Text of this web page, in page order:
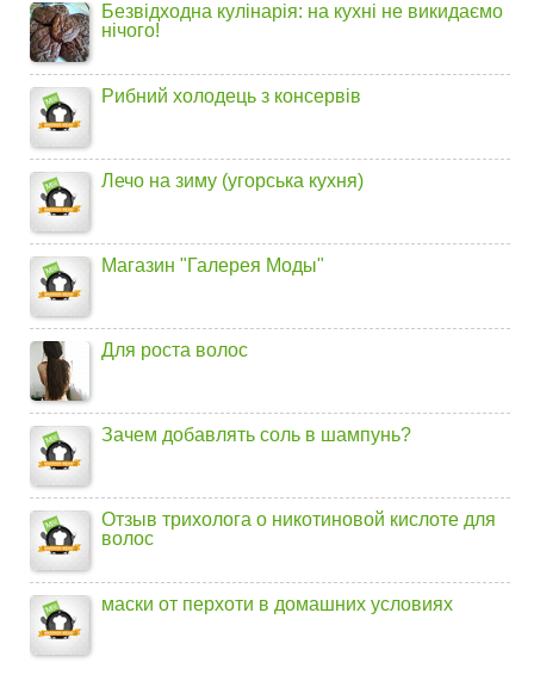
Безвідходна кулінарія: на кухні не викидаємо
нічого!
Рибний холодець з консервів
Лечо на зиму (угорська кухня)
Магазин "Галерея Моды"
Для роста волос
Зачем добавлять соль в шампунь?
Отзыв трихолога о никотиновой кислоте для
волос
маски от перхоти в домашних условиях